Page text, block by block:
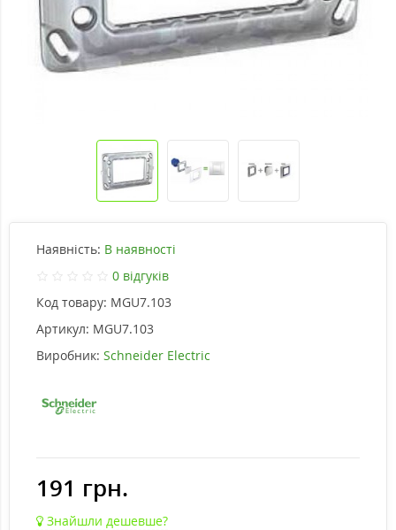
Наявність: В наявності
0 відгуків
Код товару: MGU7.103
Артикул: MGU7.103
Виробник: Schneider Electric
191 грн.
Знайшли дешевше?